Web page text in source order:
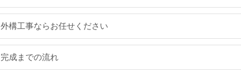
外構工事ならお任せください
完成までの流れ